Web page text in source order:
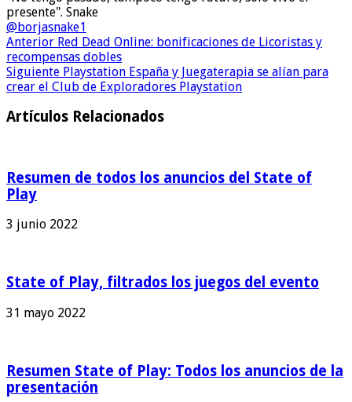
presente". Snake
@borjasnake1
Anterior Red Dead Online: bonificaciones de Licoristas y
recompensas dobles
Siguiente Playstation España y Juegaterapia se alían para
crear el Club de Exploradores Playstation
Artículos Relacionados
Resumen de todos los anuncios del State of
Play
3 junio 2022
State of Play, filtrados los juegos del evento
31 mayo 2022
Resumen State of Play: Todos los anuncios de la
presentación